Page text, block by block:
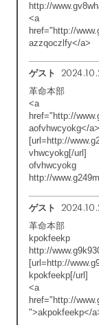
http://
<a
href="http://
azzqoczlfy</a>
ゲスト
革命本部
<a
href="http://
aofvhwcyokg</a>
[url=http://
vhwcyokg[/url]
ofvhwcyokg
http://
ゲスト
革命本部
kpokfeekp
http://
[url=http://
kpokfeekp[/url]
<a
href="http://
">akpokfeekp</